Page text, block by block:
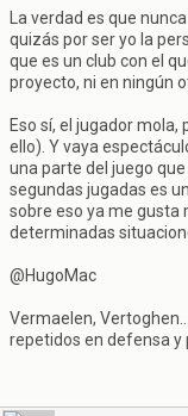
La verdad es que
quizás por ser yo la
que es un club con el
proyecto, ni en ningún
Eso sí, el jugador
ello). Y vaya
una parte del juego
segundas jugadas es
sobre eso ya me gusta
determinadas
@HugoMac
Vermaelen,
repetidos en defensa y